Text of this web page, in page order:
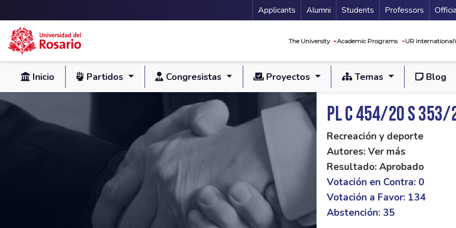
Skip to main content
Menu Secundario
Applicants Alumni Students Professors
The University Academic Programs UR international
Inicio Partidos Congresistas Proyectos Temas Blog
PL C 454/20 S 353/
Recreación y deporte
Autores: Ver más
Resultado: Aprobado
Votación en Contra: 0
Votación a Favor: 134
Abstención: 35